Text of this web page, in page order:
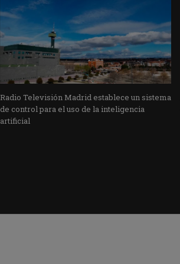
Radio Televisión Madrid establece un sistema
de control para el uso de la inteligencia
artificial